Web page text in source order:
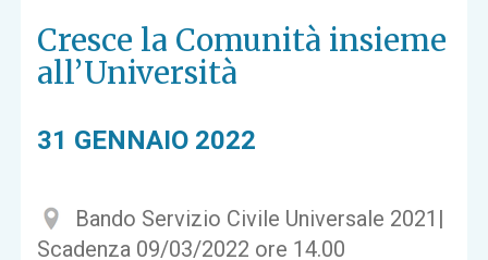
Cresce la Comunità insieme
all’Università
31 GENNAIO 2022
Bando Servizio Civile Universale 2021|
Scadenza 09/03/2022 ore 14.00